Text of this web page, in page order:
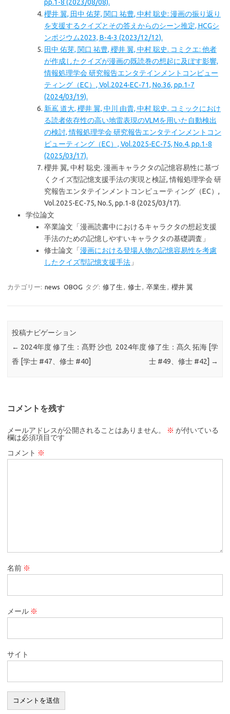
pp.1-8 (2023/08/08).
櫻井 翼, 田中 佑芽, 関口 祐豊, 中村 聡史: 漫画の振り返り
を支援するクイズとその答えからのシーン推定, HCGシ
ンポジウム2023, B-4-3 (2023/12/12).
田中 佑芽, 関口 祐豊, 櫻井 翼, 中村 聡史. コミクエ: 他者
が作成したクイズが漫画の既読巻の想起に及ぼす影響,
情報処理学会 研究報告エンタテインメントコンピュー
ティング（EC）, Vol.2024-EC-71, No.36, pp.1-7
(2024/03/19).
新嶌 道大, 櫻井 翼, 中川 由貴, 中村 聡史. コミックにおけ
る読者依存性の高い地雷表現のVLMを用いた自動検出
の検討, 情報処理学会 研究報告エンタテインメントコン
ピューティング（EC）, Vol.2025-EC-75, No.4, pp.1-8
(2025/03/17).
櫻井 翼, 中村 聡史. 漫画キャラクタの記憶容易性に基づ
くクイズ型記憶支援手法の実現と検証, 情報処理学会 研
究報告エンタテインメントコンピューティング（EC）,
Vol.2025-EC-75, No.5, pp.1-8 (2025/03/17).
学位論文
卒業論文「漫画読書中におけるキャラクタの想起支援
手法のための記憶しやすいキャラクタの基礎調査」
修士論文「漫画における登場人物の記憶容易性を考慮
したクイズ型記憶支援手法 」
カテゴリー: news OBOG タグ: 修了生 修士 卒業生 櫻井 翼
投稿ナビゲーション
← 2024年度 修了生：髙野 沙也
香 [学士 #47、修士 #40]
2024年度 修了生：髙久 拓海 [学
士 #49、修士 #42] →
コメントを残す
メールアドレスが公開されることはありません。 ※ が付いている
欄は必須項目です
コメント ※
名前 ※
メール ※
サイト